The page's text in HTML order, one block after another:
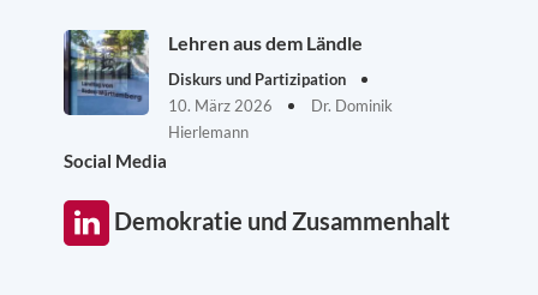
Lehren aus dem Ländle
Diskurs und Partizipation
10. März 2026
Dr. Dominik
Hierlemann
Social Media
Demokratie und Zusammenhalt